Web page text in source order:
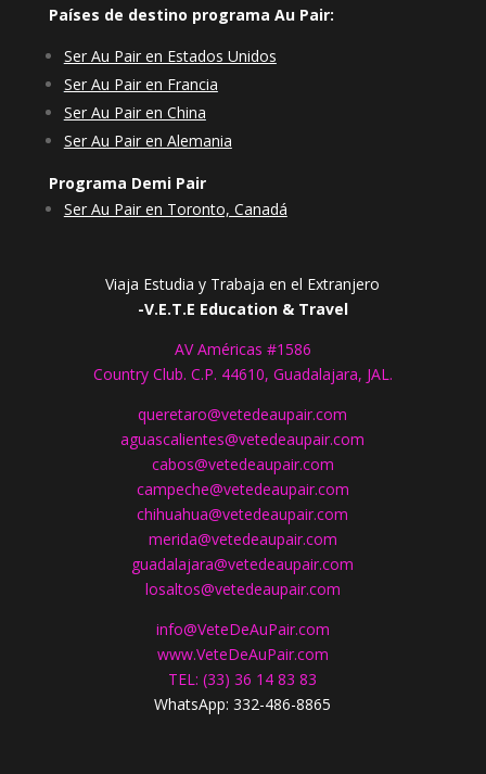
Países de destino programa Au Pair:
Ser Au Pair en Estados Unidos
Ser Au Pair en Francia
Ser Au Pair en China
Ser Au Pair en Alemania
Programa Demi Pair
Ser Au Pair en Toronto, Canadá
Viaja Estudia y Trabaja en el Extranjero
-V.E.T.E Education & Travel
AV Américas #1586
Country Club. C.P. 44610, Guadalajara, JAL.
queretaro@vetedeaupair.com
aguascalientes@vetedeaupair.com
cabos@vetedeaupair.com
campeche@vetedeaupair.com
chihuahua@vetedeaupair.com
merida@vetedeaupair.com
guadalajara@vetedeaupair.com
losaltos@vetedeaupair.com
info@VeteDeAuPair.com
www.VeteDeAuPair.com
TEL: (33) 36 14 83 83
WhatsApp: 332-486-8865